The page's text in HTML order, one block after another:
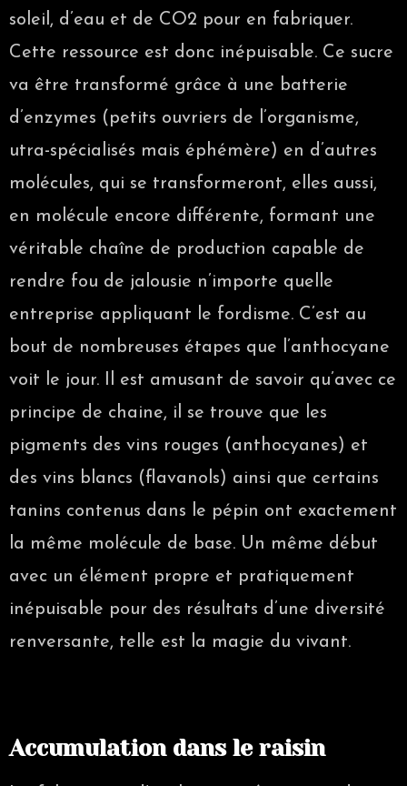
soleil, d’eau et de CO2 pour en fabriquer.
Cette ressource est donc inépuisable. Ce sucre
va être transformé grâce à une batterie
d’enzymes (petits ouvriers de l’organisme,
utra-spécialisés mais éphémère) en d’autres
molécules, qui se transformeront, elles aussi,
en molécule encore différente, formant une
véritable chaîne de production capable de
rendre fou de jalousie n’importe quelle
entreprise appliquant le fordisme. C’est au
bout de nombreuses étapes que l’anthocyane
voit le jour. Il est amusant de savoir qu’avec ce
principe de chaine, il se trouve que les
pigments des vins rouges (anthocyanes) et
des vins blancs (flavanols) ainsi que certains
tanins contenus dans le pépin ont exactement
la même molécule de base. Un même début
avec un élément propre et pratiquement
inépuisable pour des résultats d’une diversité
renversante, telle est la magie du vivant.
Accumulation dans le raisin